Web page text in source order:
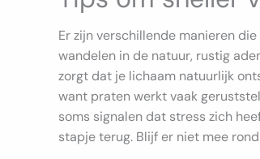
Er zijn verschillende manieren
wandelen in de natuur, rustig
zorgt dat je lichaam natuurlijk
want praten werkt vaak
soms signalen dat stress zich
stapje terug. Blijf er niet mee